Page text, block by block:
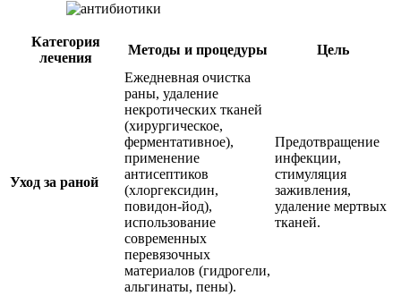
Категория
лечения
Методы и процедуры Цель
Уход за раной
Ежедневная очистка
раны, удаление
некротических тканей
(хирургическое,
ферментативное),
применение
антисептиков
(хлоргексидин,
повидон-йод),
использование
современных
перевязочных
материалов (гидрогели,
альгинаты, пены).
Предотвращение
инфекции,
стимуляция
заживления,
удаление мертвых
тканей.